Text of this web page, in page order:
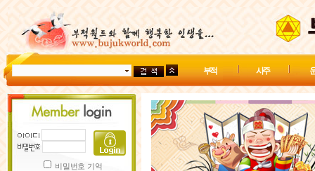
부 적 사 주
비밀번호 기억